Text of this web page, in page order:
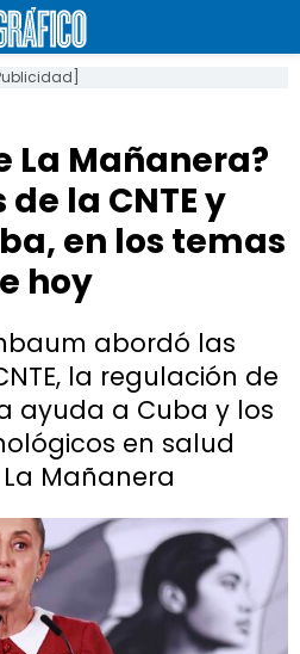
La Mañanera?
la CNTE y
en los temas
hoy
abordó las
la regulación de
ayuda a Cuba y los
en salud
Mañanera